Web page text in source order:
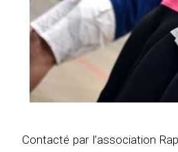
Contacté par l’association